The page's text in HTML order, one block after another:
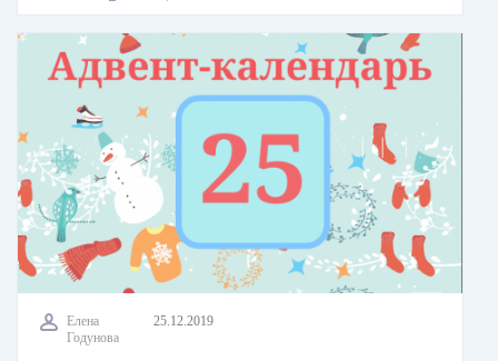
Елена
Годунова
25.12.2019